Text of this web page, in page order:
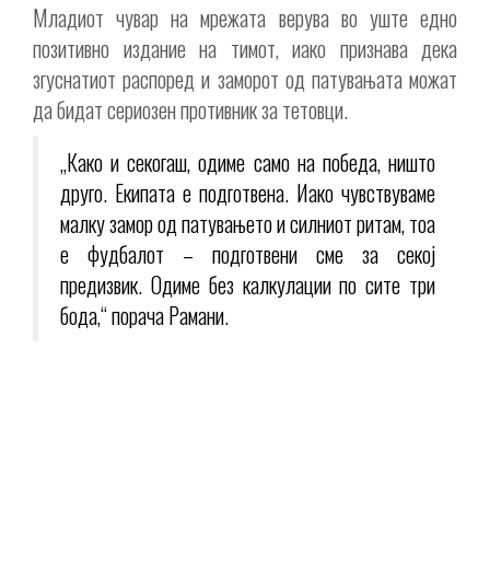
Младиот чувар на мрежата верува во уште едно
позитивно издание на тимот, иако признава дека
згуснатиот распоред и заморот од патувањата можат
да бидат сериозен противник за тетовци.
„Како и секогаш, одиме само на победа, ништо
друго. Екипата е подготвена. Иако чувствуваме
малку замор од патувањето и силниот ритам, тоа
е фудбалот – подготвени сме за секој
предизвик. Oдиме без калкулации по сите три
бода,“ порача Рамани.